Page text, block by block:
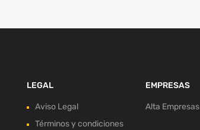
LEGAL
Aviso Legal
Términos y condiciones
EMPRESAS
Alta Empresas